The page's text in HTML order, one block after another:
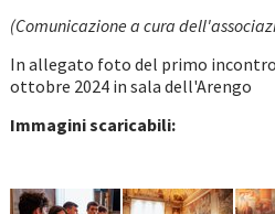
(Comunicazione a cura
In allegato foto del primo
ottobre 2024 in sala dell'Arengo
Immagini scaricabili: